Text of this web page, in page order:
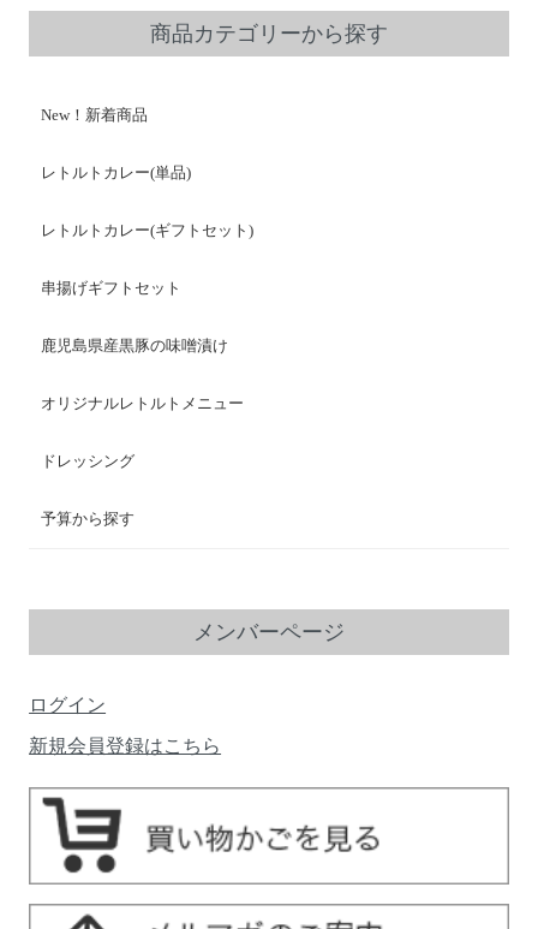
商品カテゴリーから探す
New！新着商品
レトルトカレー(単品)
レトルトカレー(ギフトセット)
串揚げギフトセット
鹿児島県産黒豚の味噌漬け
オリジナルレトルトメニュー
ドレッシング
予算から探す
メンバーページ
ログイン
新規会員登録はこちら